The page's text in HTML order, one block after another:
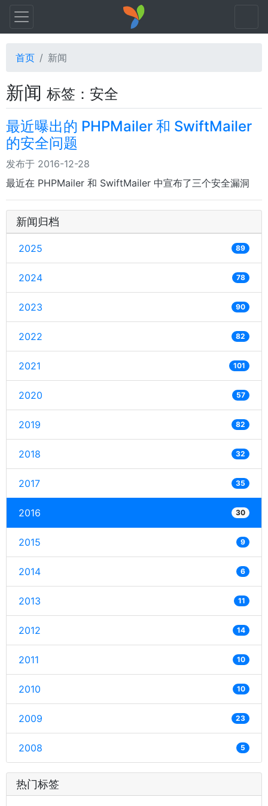
首页 新闻
新闻 标签：安全
最近曝出的 PHPMailer 和 SwiftMailer
的安全问题
发布于 2016-12-28
最近在 PHPMailer 和 SwiftMailer 中宣布了三个安全漏洞
新闻归档
2025 89
2024 78
2023 90
2022 82
2021 101
2020 57
2019 82
2018 32
2017 35
2016 30
2015 9
2014 6
2013 11
2012 14
2011 10
2010 10
2009 23
2008 5
热门标签